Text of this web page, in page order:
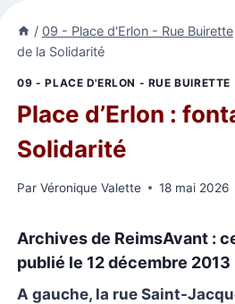
/ 09 - Place d'Erlon - Rue Buirette
de la Solidarité
09 - PLACE D'ERLON - RUE BUIRETTE
Place d’Erlon :
Solidarité
Par Véronique Valette 18 mai 2026
Archives de ReimsAvant :
publié le 12 décembre 2013
A gauche, la rue Saint-